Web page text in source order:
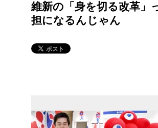
維新の「身を切る改革」
担になるんじゃん